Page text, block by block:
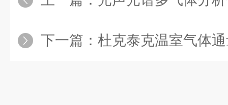
下一篇： 杜克泰克温室气体通量在线监